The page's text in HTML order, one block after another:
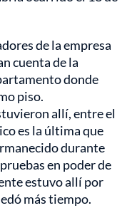
de la empresa
cuenta de la
donde
piso.
allí, entre el
es la última que
durante
en poder de
estuvo allí por
más tiempo.